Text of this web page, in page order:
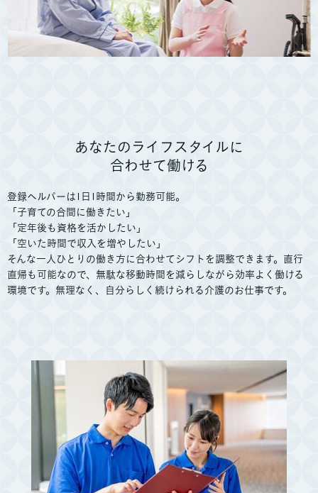
あなたのライフスタイルに
合わせて働ける
登録ヘルパーは1日1時間から勤務可能。
「子育ての合間に働きたい」
「定年後も資格を活かしたい」
「空いた時間で収入を増やしたい」
そんな一人ひとりの働き方に合わせてシフトを調整できます。直行
直帰も可能なので、無駄な移動時間を減らしながら効率よく働ける
環境です。無理なく、自分らしく続けられる介護のお仕事です。